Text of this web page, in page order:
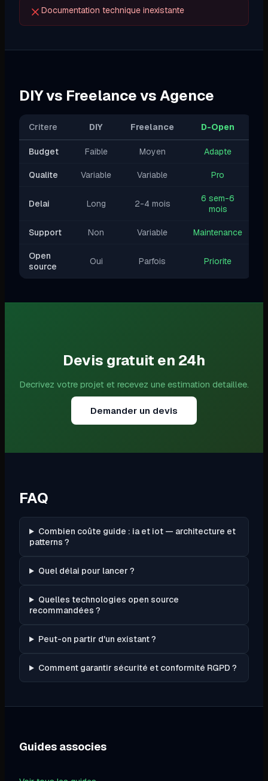
Documentation technique inexistante
DIY vs Freelance vs Agence
Critere DIY Freelance D-Open
Budget Faible Moyen Adapte
Qualite Variable Variable Pro
Delai Long 2-4 mois
6 sem-6
mois
Support Non Variable Maintenance
Open
source
Oui Parfois Priorite
Devis gratuit en 24h
Decrivez votre projet et recevez une estimation detaillee.
Demander un devis
FAQ
Combien coûte guide : ia et iot — architecture et
patterns ?
Quel délai pour lancer ?
Quelles technologies open source
recommandées ?
Peut-on partir d'un existant ?
Comment garantir sécurité et conformité RGPD ?
Guides associes